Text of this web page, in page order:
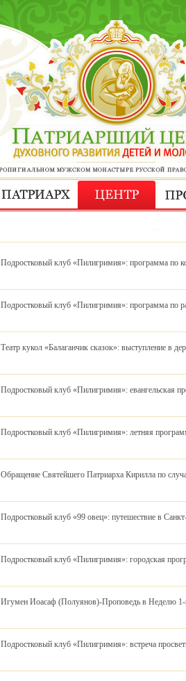
Подростковый клуб «Пилигримия»: программа по
Подростковый клуб «Пилигримия»: программа по
Театр кукол «Балаганчик сказок»: выступление в
Подростковый клуб «Пилигримия»: евангельская
Подростковый клуб «Пилигримия»: летняя
Обращение Святейшего Патриарха Кирилла по
Подростковый клуб «99 овец»: путешествие в
Подростковый клуб «Пилигримия»: городская
Игумен Иоасаф (Полуянов)-Проповедь в Неделю
Подростковый клуб «Пилигримия»: встреча